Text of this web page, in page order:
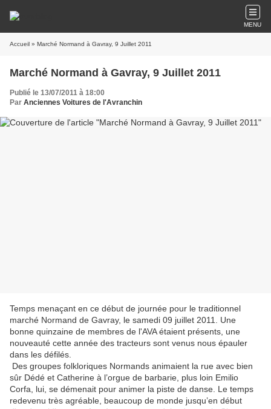
MENU
Accueil » Marché Normand à Gavray, 9 Juillet 2011
Marché Normand à Gavray, 9 Juillet 2011
Publié le 13/07/2011 à 18:00
Par Anciennes Voitures de l'Avranchin
Temps menaçant en ce début de journée pour le traditionnel
marché Normand de Gavray, le samedi 09 juillet 2011. Une
bonne quinzaine de membres de l'AVA étaient présents, une
nouveauté cette année des tracteurs sont venus nous épauler
dans les défilés.
Des groupes folkloriques Normands animaient la rue avec bien
sûr Dédé et Catherine à l’orgue de barbarie, plus loin Emilio
Corfa, lui, se démenait pour animer la piste de danse. Le temps
redevenu très agréable, beaucoup de monde jusqu’en début